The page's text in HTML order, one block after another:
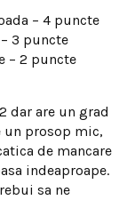
– 4 puncte
3 puncte
– 2 puncte
dar are un grad
un prosop mic,
de mancare
indeaproape.
sa ne